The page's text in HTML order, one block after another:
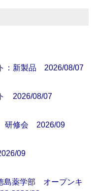
：新製品 2026/08/07
2026/08/07
研修会 2026/09
09
島薬学部 オープンキ